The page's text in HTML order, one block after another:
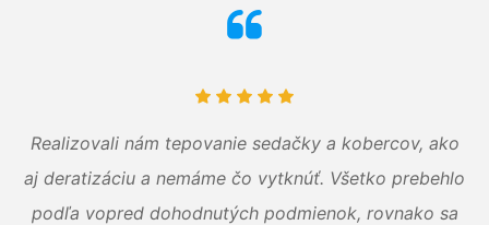
Realizovali nám tepovanie sedačky a kobercov, ako
aj deratizáciu a nemáme čo vytknúť. Všetko prebehlo
podľa vopred dohodnutých podmienok, rovnako sa